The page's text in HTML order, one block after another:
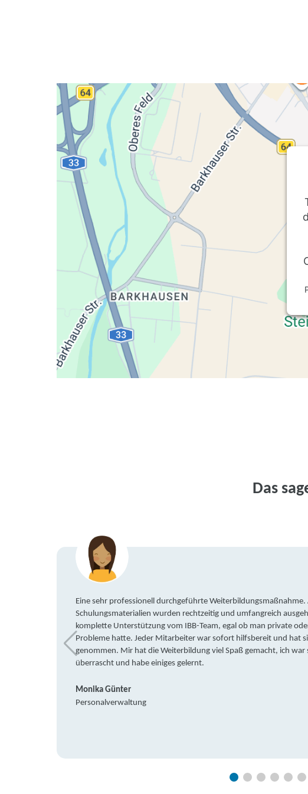
Das
Eine sehr professionell durchgeführte Weiterbildungsmaßnahme.
Schulungsmaterialien wurden rechtzeitig und umfangreich
komplette Unterstützung vom IBB-Team, egal ob man private
Probleme hatte. Jeder Mitarbeiter war sofort hilfsbereit und hat
genommen. Mir hat die Weiterbildung viel Spaß gemacht, ich war
überrascht und habe einiges gelernt.
Monika Günter
Personalverwaltung